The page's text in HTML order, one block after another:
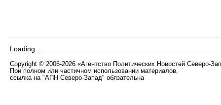
Loading...
Copyright © 2006-2026 «Агентство Политических Новостей Северо-
При полном или частичном использовании материалов,
ссылка на "АПН Северо-Запад" обязательна